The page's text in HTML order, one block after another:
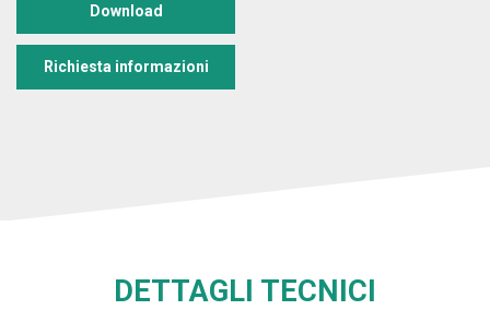
Download
Richiesta informazioni
DETTAGLI TECNICI